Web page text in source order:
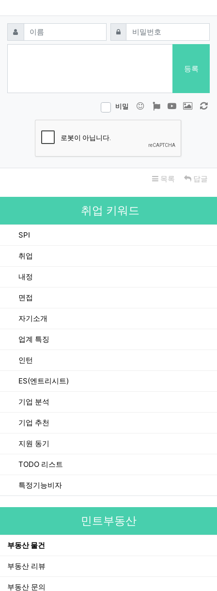
댓글쓰기
이름 필수 비밀번호필수
등록
비밀 이모티콘폰트어썸
동영상 이미지
목록 답글
취업 키워드
SPI
취업
내정
면접
자기소개
업계 특징
인턴
ES(엔트리시트)
기업 분석
기업 추천
지원 동기
TODO 리스트
특정기능비자
민트부동산
부동산 물건
부동산 리뷰
부동산 문의